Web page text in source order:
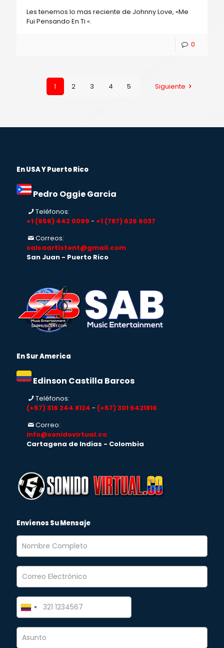
Les tenemos lo mas reciente de Johnny Love, «Me
Fui Pensando En Ti «.
0
1 2 3 4 5 Siguiente
En USA Y Puerto Rico
Pedro Oggie Garcia
Teléfonos:
+1 (956) 442 0099 - +1 (787) 626 6037
Correos:
salsaartistent@gmail.com
San Juan - Puerto Rico
En Sur America
Edinson Castilla Barcos
Teléfonos:
(+57) 316 244 8124 - (+57) 301 6421816
Correo:
info@sonidovirtual.co
Cartagena de Indias - Colombia
Envíenos Su Mensaje